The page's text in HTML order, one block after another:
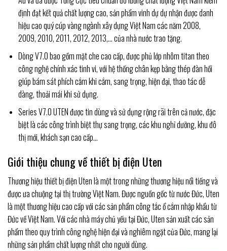
định đạt kết quả chất lượng cao, sản phẩm vinh dự dự nhận được danh
hiệu cao quý cúp vàng ngành xây dựng Việt Nam các năm 2008,
2009, 2010, 2011, 2012, 2013,… của nhà nước trao tặng.
Dòng V7.0 bao gồmmặt che cao cấp, được phủ lớp nhôm titan theo
công nghệ chính xác tinh vi, với hệ thống chân kẹp bằng thép đàn hồi
giúp bám sát phích cắm khi cắm, sang trọng, hiện đại, thao tác dễ
dàng, thoải mái khi sử dụng.
Series V7.0 UTEN được tin dùng và sử dụng rộng rãi trên cả nước, đặc
biệt là các công trình biệt thự sang trọng, các khu nghỉ dưỡng, khu đô
thị mới, khách sạn cao cấp…
Giới thiệu chung về thiết bị điện Uten
Thương hiệu thiết bị điện Uten là một trong những thương hiệu nổi tiếng và
được ưa chuộng tại thị trường Việt Nam. Được nguồn gốc từ nước Đức, Uten
là một thương hiệu cao cấp với các sản phẩm công tắc ổ cắm nhập khẩu từ
Đức về Việt Nam. Với các nhà máy chủ yếu tại Đức, Uten sản xuất các sản
phẩm theo quy trình công nghệ hiện đại và nghiêm ngặt của Đức, mang lại
những sản phẩm chất lượng nhất cho người dùng.